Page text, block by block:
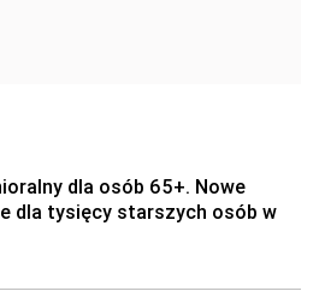
dla osób 65+. Nowe
dla tysięcy starszych osób w